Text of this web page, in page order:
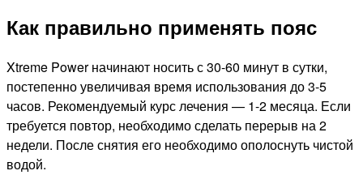
Как правильно применять пояс
Xtreme Power начинают носить с 30-60 минут в сутки,
постепенно увеличивая время использования до 3-5
часов. Рекомендуемый курс лечения — 1-2 месяца. Если
требуется повтор, необходимо сделать перерыв на 2
недели. После снятия его необходимо ополоснуть чистой
водой.